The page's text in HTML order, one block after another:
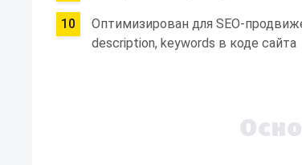
Оптимизирован для SEO-
description, keywords в коде сайта